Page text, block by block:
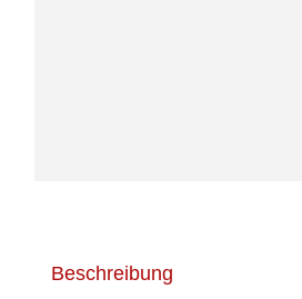
Beschreibung